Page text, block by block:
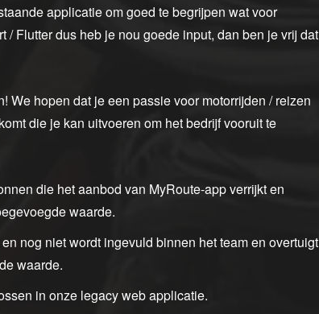
applicatie om goed te begrijpen wat voor
Flutter dus heb je nou goede input, dan ben je vrij dat
hopen dat je een passie voor motorrijden / reizen
die je kan uitvoeren om het bedrijf vooruit te
die het aanbod van MyRoute-app verrijkt en
waarde.
nog niet wordt ingevuld binnen het team en overtuigt
waarde.
in onze legacy web applicatie.